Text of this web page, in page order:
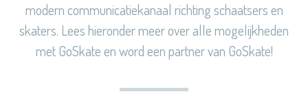
i
o
modern communicatiekanaal richting schaatsers en
skaters. Lees hieronder meer over alle mogelijkheden
met GoSkate en word een partner van GoSkate!